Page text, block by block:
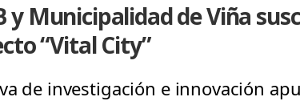
y Municipalidad de Viña
“Vital City”
de investigación e innovación